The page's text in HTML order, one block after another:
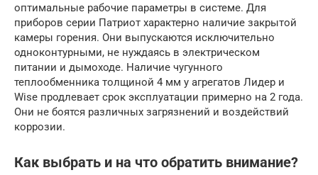
оптимальные рабочие параметры в системе. Для
приборов серии Патриот характерно наличие закрытой
камеры горения. Они выпускаются исключительно
одноконтурными, не нуждаясь в электрическом
питании и дымоходе. Наличие чугунного
теплообменника толщиной 4 мм у агрегатов Лидер и
Wise продлевает срок эксплуатации примерно на 2 года.
Они не боятся различных загрязнений и воздействий
коррозии.
Как выбрать и на что обратить внимание?